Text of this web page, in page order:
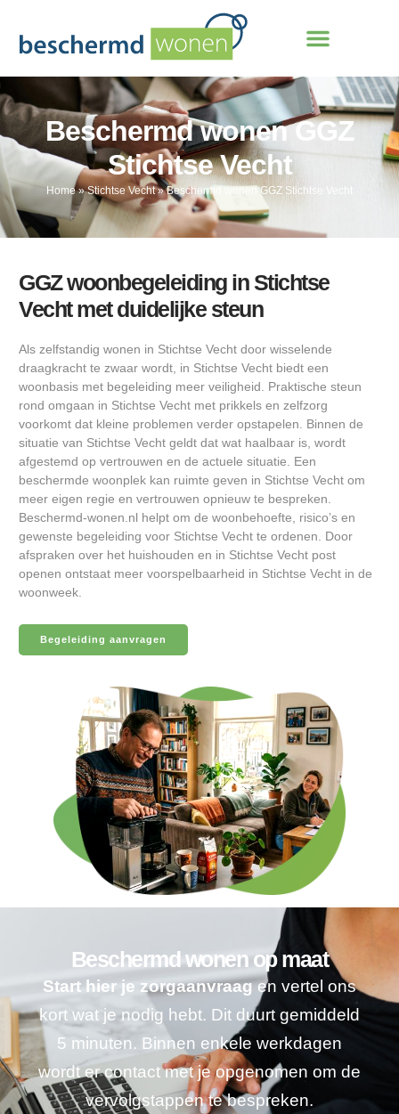
Beschermd wonen GGZ
Stichtse Vecht
Home»Stichtse Vecht»Beschermd wonen GGZ Stichtse Vecht
GGZ woonbegeleiding in Stichtse
Vecht met duidelijke steun
Als zelfstandig wonen in Stichtse Vecht door wisselende
draagkracht te zwaar wordt, in Stichtse Vecht biedt een
woonbasis met begeleiding meer veiligheid. Praktische steun
rond omgaan in Stichtse Vecht met prikkels en zelfzorg
voorkomt dat kleine problemen verder opstapelen. Binnen de
situatie van Stichtse Vecht geldt dat wat haalbaar is, wordt
afgestemd op vertrouwen en de actuele situatie. Een
beschermde woonplek kan ruimte geven in Stichtse Vecht om
meer eigen regie en vertrouwen opnieuw te bespreken.
Beschermd-wonen.nl helpt om de woonbehoefte, risico’s en
gewenste begeleiding voor Stichtse Vecht te ordenen. Door
afspraken over het huishouden en in Stichtse Vecht post
openen ontstaat meer voorspelbaarheid in Stichtse Vecht in de
woonweek.
Begeleiding aanvragen
Beschermd wonen op maat
Start hier je zorgaanvraagen vertel ons
kort wat je nodig hebt. Dit duurt gemiddeld
5 minuten. Binnen enkele werkdagen
wordt er contact met je opgenomen om de
vervolgstappen te bespreken.